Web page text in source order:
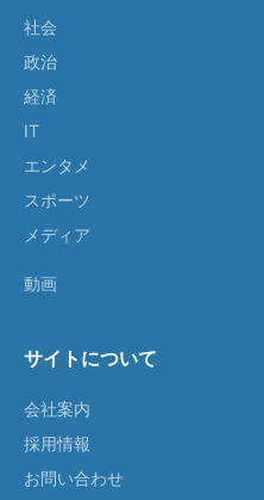
社会
政治
経済
IT
エンタメ
スポーツ
メディア
動画
サイトについて
会社案内
採用情報
お問い合わせ